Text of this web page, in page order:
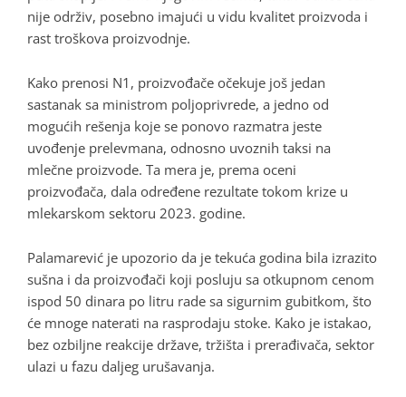
nije održiv, posebno imajući u vidu kvalitet proizvoda i
rast troškova proizvodnje.
Kako prenosi N1, proizvođače očekuje još jedan
sastanak sa ministrom poljoprivrede, a jedno od
mogućih rešenja koje se ponovo razmatra jeste
uvođenje prelevmana, odnosno uvoznih taksi na
mlečne proizvode. Ta mera je, prema oceni
proizvođača, dala određene rezultate tokom krize u
mlekarskom sektoru 2023. godine.
Palamarević je upozorio da je tekuća godina bila izrazito
sušna i da proizvođači koji posluju sa otkupnom cenom
ispod 50 dinara po litru rade sa sigurnim gubitkom, što
će mnoge naterati na rasprodaju stoke. Kako je istakao,
bez ozbiljne reakcije države, tržišta i prerađivača, sektor
ulazi u fazu daljeg urušavanja.